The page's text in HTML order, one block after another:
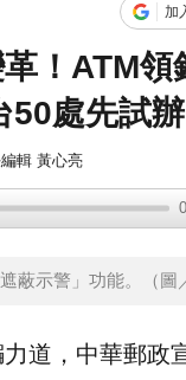
加
！ATM領
50處先試辦
輯 黃心亮
蔽示警」功能。（圖
力道， 中華郵政